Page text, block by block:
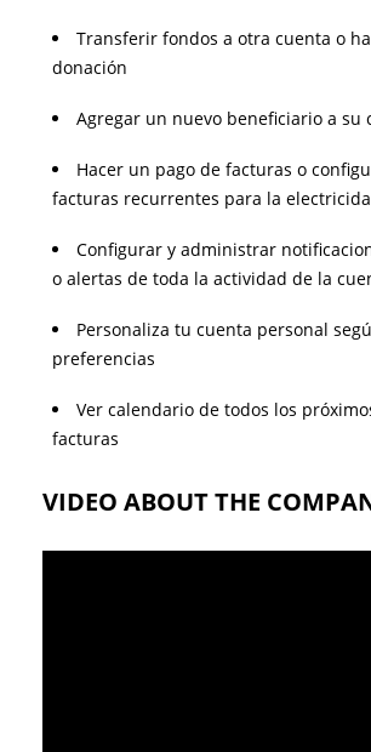
Transferir fondos a otra cuenta o
donación
Agregar un nuevo beneficiario a su
Hacer un pago de facturas o
facturas recurrentes para la
Configurar y administrar
o alertas de toda la actividad de la
Personaliza tu cuenta personal
preferencias
Ver calendario de todos los
facturas
VIDEO ABOUT THE